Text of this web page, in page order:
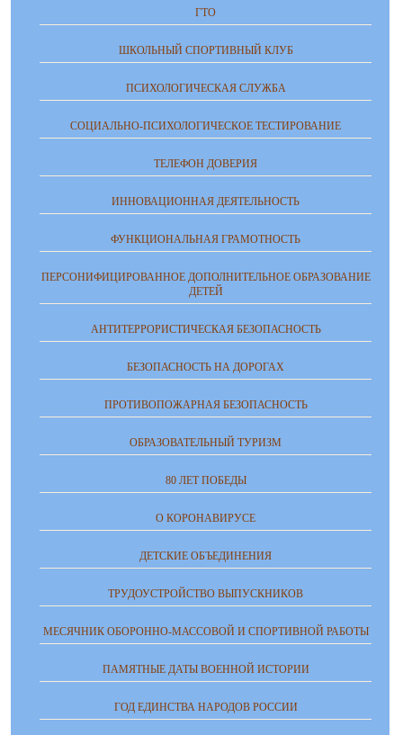
ГТО
ШКОЛЬНЫЙ СПОРТИВНЫЙ КЛУБ
ПСИХОЛОГИЧЕСКАЯ СЛУЖБА
СОЦИАЛЬНО-ПСИХОЛОГИЧЕСКОЕ ТЕСТИРОВАНИЕ
ТЕЛЕФОН ДОВЕРИЯ
ИННОВАЦИОННАЯ ДЕЯТЕЛЬНОСТЬ
ФУНКЦИОНАЛЬНАЯ ГРАМОТНОСТЬ
ПЕРСОНИФИЦИРОВАННОЕ ДОПОЛНИТЕЛЬНОЕ ОБРАЗОВАНИЕ
ДЕТЕЙ
АНТИТЕРРОРИСТИЧЕСКАЯ БЕЗОПАСНОСТЬ
БЕЗОПАСНОСТЬ НА ДОРОГАХ
ПРОТИВОПОЖАРНАЯ БЕЗОПАСНОСТЬ
ОБРАЗОВАТЕЛЬНЫЙ ТУРИЗМ
80 ЛЕТ ПОБЕДЫ
О КОРОНАВИРУСЕ
ДЕТСКИЕ ОБЪЕДИНЕНИЯ
ТРУДОУСТРОЙСТВО ВЫПУСКНИКОВ
МЕСЯЧНИК ОБОРОННО-МАССОВОЙ И СПОРТИВНОЙ РАБОТЫ
ПАМЯТНЫЕ ДАТЫ ВОЕННОЙ ИСТОРИИ
ГОД ЕДИНСТВА НАРОДОВ РОССИИ